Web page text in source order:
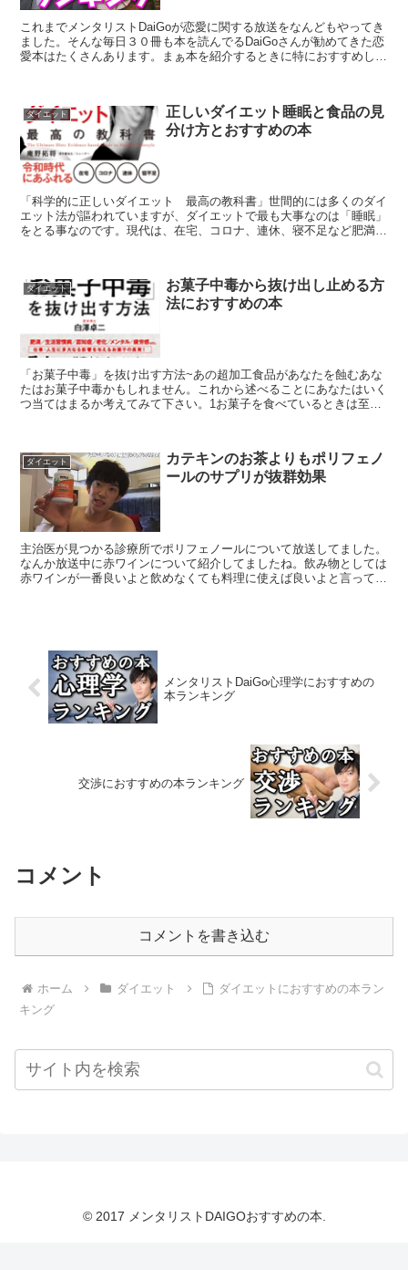
これまでメンタリストDaiGoが恋愛に関する放送をなんどもやってき
ました。そんな毎日３０冊も本を読んでるDaiGoさんが勧めてきた恋
愛本はたくさんあります。まぁ本を紹介するときに特におすすめして
ダイエット
正しいダイエット睡眠と食品の見
分け方とおすすめの本
「科学的に正しいダイエット 最高の教科書」世間的には多くのダイ
エット法が謳われていますが、ダイエットで最も大事なのは「睡眠」
をとる事なのです。現代は、在宅、コロナ、連休、寝不足など肥満の
ダイエット
お菓子中毒から抜け出し止める方
法におすすめの本
「お菓子中毒」を抜け出す方法~あの超加工食品があなたを蝕むあな
たはお菓子中毒かもしれません。これから述べることにあなたはいく
つ当てはまるか考えてみて下さい。1お菓子を食べているときは至福
ダイエット
カテキンのお茶よりもポリフェノ
ールのサプリが抜群効果
主治医が見つかる診療所でポリフェノールについて放送してました。
なんか放送中に赤ワインについて紹介してましたね。飲み物としては
赤ワインが一番良いよと飲めなくても料理に使えば良いよと言ってま
メンタリストDaiGo心理学におすすめの
本ランキング
交渉におすすめの本ランキング
コメント
コメントを書き込む
ホーム ダイエット
ダイエットにおすすめの本ラン
キング
© 2017 メンタリストDAIGOおすすめの本.